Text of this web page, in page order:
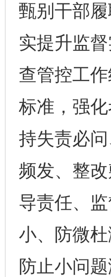
甄别干部
实提升监
查管控工
标准，强
持失责必
频发、整
导责任、
小、防微
防止小问